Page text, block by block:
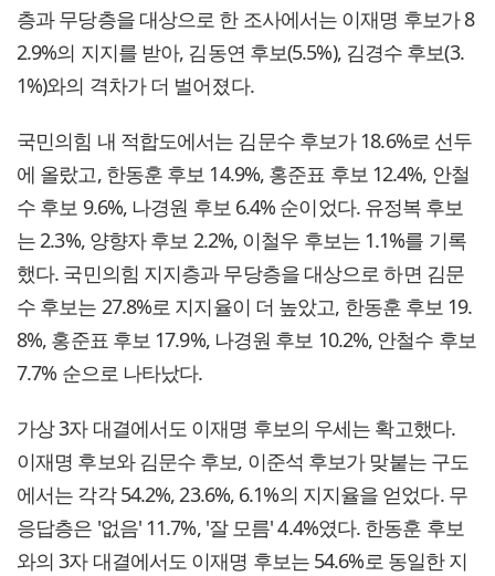
층과 무당층을 대상으로 한 조사에서는 이재명 후보가 8
2.9%의 지지를 받아, 김동연 후보(5.5%), 김경수 후보(3.
1%)와의 격차가 더 벌어졌다.
국민의힘 내 적합도에서는 김문수 후보가 18.6%로 선두
에 올랐고, 한동훈 후보 14.9%, 홍준표 후보 12.4%, 안철
수 후보 9.6%, 나경원 후보 6.4% 순이었다. 유정복 후보
는 2.3%, 양향자 후보 2.2%, 이철우 후보는 1.1%를 기록
했다. 국민의힘 지지층과 무당층을 대상으로 하면 김문
수 후보는 27.8%로 지지율이 더 높았고, 한동훈 후보 19.
8%, 홍준표 후보 17.9%, 나경원 후보 10.2%, 안철수 후보
7.7% 순으로 나타났다.
가상 3자 대결에서도 이재명 후보의 우세는 확고했다.
이재명 후보와 김문수 후보, 이준석 후보가 맞붙는 구도
에서는 각각 54.2%, 23.6%, 6.1%의 지지율을 얻었다. 무
응답층은 '없음' 11.7%, '잘 모름' 4.4%였다. 한동훈 후보
와의 3자 대결에서도 이재명 후보는 54.6%로 동일한 지